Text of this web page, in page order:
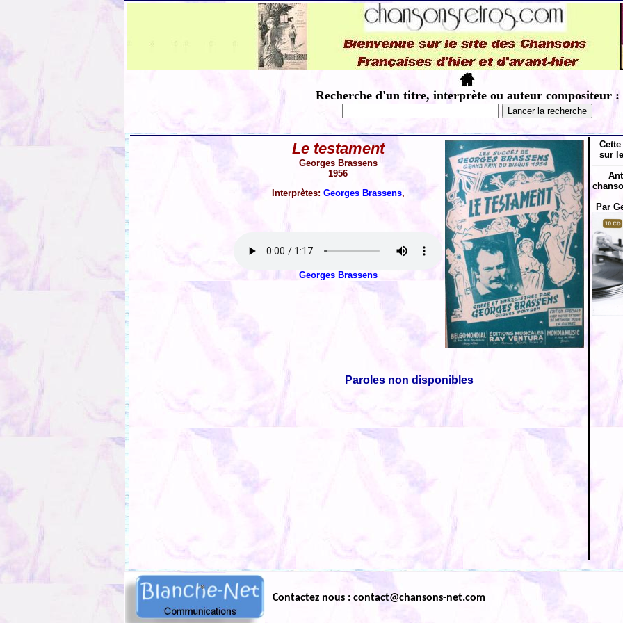
Recherche d'un titre, interprète ou auteur compositeur :
Le testament
Georges Brassens
1956
Interprètes: Georges Brassens,
Georges Brassens
Paroles non disponibles
sur
Par
Contactez nous : contact@chansons-net.com